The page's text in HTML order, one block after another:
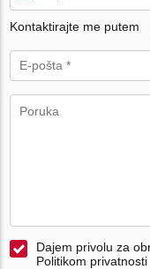
Kontaktirajte me putem
Dajem privolu za
Politikom privatnosti